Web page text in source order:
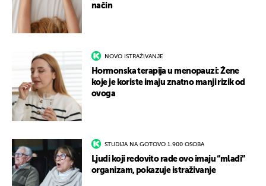
način
NOVO ISTRAŽIVANJE
Hormonska terapija u menopauzi: Žene
koje je koriste imaju znatno manji rizik od
ovoga
STUDIJA NA GOTOVO 1.900 OSOBA
Ljudi koji redovito rade ovo imaju “mlađi”
organizam, pokazuje istraživanje